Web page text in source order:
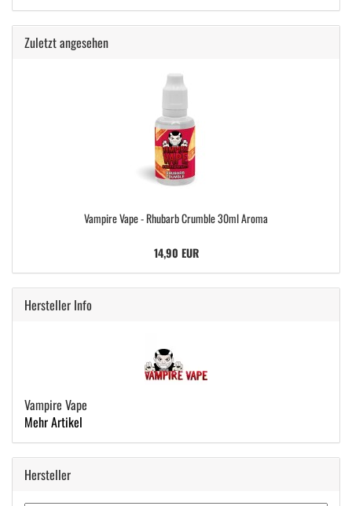
Zuletzt angesehen
Vampire Vape - Rhubarb Crumble 30ml Aroma
14,90 EUR
Hersteller Info
Vampire Vape
Mehr Artikel
Hersteller